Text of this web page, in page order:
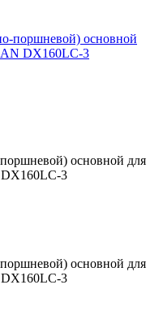
основной для
3
основной для
3